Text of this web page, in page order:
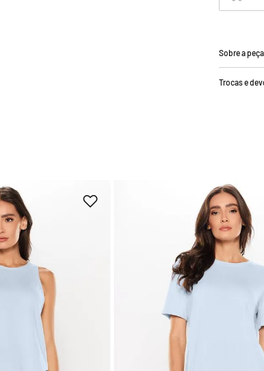
Sobre a peça
Trocas e